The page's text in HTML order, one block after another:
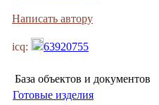
Написать автору
icq: 63920755
База объектов и документов
Готовые изделия